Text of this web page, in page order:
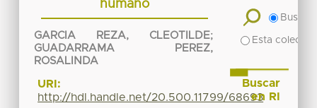
humano
GARCIA REZA, CLEOTILDE;
GUADARRAMA PEREZ,
ROSALINDA
URI:
http://hdl.handle.net/20.500.11799/68693
Buscar
Esta
Buscar
en RI